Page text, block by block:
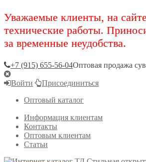
Уважаемые клиенты, на
технические работы.
за временные неудобства.
+7 (915) 655-56-04Оптовая продажа
Войти
Присоединиться
Оптовый каталог
Информация клиентам
Контакты
Оптовым клиентам
Статьи